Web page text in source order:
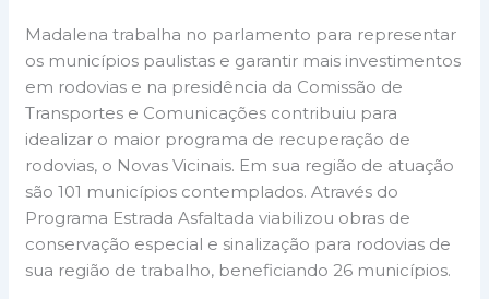
Madalena trabalha no parlamento para representar
os municípios paulistas e garantir mais investimentos
em rodovias e na presidência da Comissão de
Transportes e Comunicações contribuiu para
idealizar o maior programa de recuperação de
rodovias, o Novas Vicinais. Em sua região de atuação
são 101 municípios contemplados. Através do
Programa Estrada Asfaltada viabilizou obras de
conservação especial e sinalização para rodovias de
sua região de trabalho, beneficiando 26 municípios.